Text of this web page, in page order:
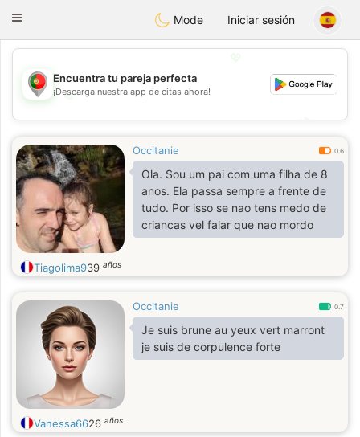
namoroPortugues
Toggle
Mode Iniciar sesión
💖
💕
Encuentra tu pareja perfecta
¡Descarga nuestra app de citas ahora!
Occitanie 0.6
Ola. Sou um pai com uma filha de 8
anos. Ela passa sempre a frente de
tudo. Por isso se nao tens medo de
criancas vel falar que nao mordo
Tiagolima939 años
Occitanie 0.7
Je suis brune au yeux vert marront
je suis de corpulence forte
Vanessa6626 años